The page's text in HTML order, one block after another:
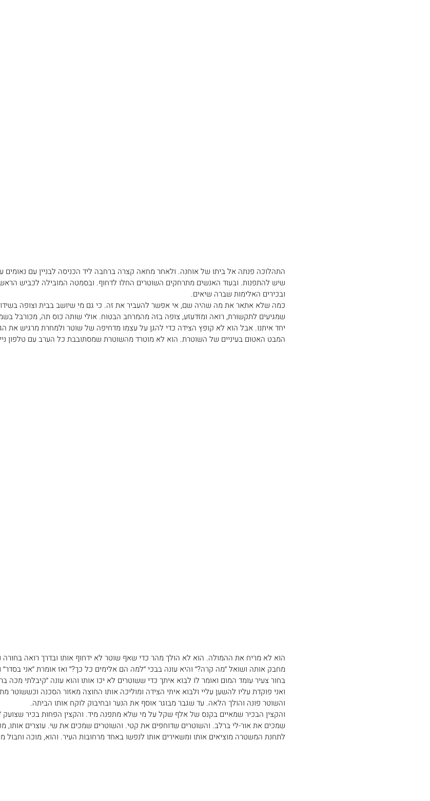
התהלוכה פנתה אל ביתו של אוחנה. ולאחר מחאה קצרה ברחבה ליד הכניסה לבניין עם
שיש להתפנות. ובעוד האנשים מתרחקים השוטרים החלו לדחוף. ובסמטה המובילה לכביש
ובכירים האלימות שברה שיאים.
כמה שלא אתאר את מה שהיה שם, אי אפשר להעביר את זה. כי גם מי שיושב בבית וצופה בשידורי
שמגיעים לתקשורת, רואה ומזדעזע, צופה בזה מהמרחב הבטוח. אולי שותה כוס תה, מכורבל
יחד איתנו. אבל הוא לא קופץ הצידה כדי להגן על עצמו מדחיפה של שוטר ולמחרת מרגיש את
המבט האטום בעיניים של השוטרת. הוא לא מוטרד מהשוטרת שמסתובבת כל הערב עם טלפון
הוא לא מריח את ההמולה. הוא לא הולך מהר כדי שאף שוטר לא ידחוף אותו ובדרך רואה
מחבק אותה ושואל ׳׳מה קרה?׳׳ והיא עונה בבכי ׳׳למה הם אלימים כל כך?׳׳ ואז אומרת ׳׳אני
בחור צעיר עומד המום ואומר לו לבוא איתך כדי ששוטרים לא יכו אותו והוא עונה ׳׳קיבלתי מכה
ואני פוקדת עליו להשען עליי ולבוא איתי הצידה ומוליכה אותו החוצה מאזור הסכנה וכששוטר
והשוטר פונה והולך הלאה. עד שגבר מבוגר אוסף את הנער ובחיבוק לוקח אותו הביתה.
והקצין הבכיר שמאיים בקנס של אלף שקל על מי שלא מתפנה מיד. והקצין הפחות בכיר שצועק
שמכים את אור-לי ברלב. והשוטרים שדוחפים את קטי. והשוטרים שמכים את שי. עוצרים אותו,
לתחנת המשטרה מוציאים אותו ומשאירים אותו לנפשו באחד מרחובות העיר. והוא, מוכה וחבול